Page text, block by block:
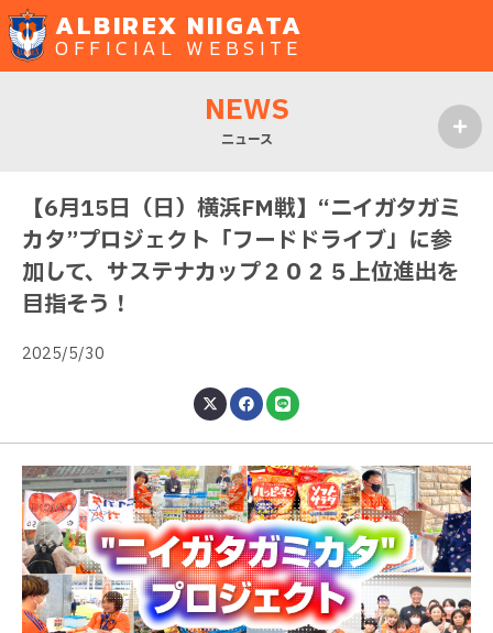
ALBIREX NIIGATA
OFFICIAL WEBSITE
NEWS
ニュース
【6月15日（日）横浜FM戦】“ニイガタガミ
カタ”プロジェクト「フードドライブ」に参
加して、サステナカップ２０２５上位進出を
目指そう！
2025/5/30